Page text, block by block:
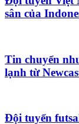
sân của
Tin chuyển
lạnh từ
Đội tuyển